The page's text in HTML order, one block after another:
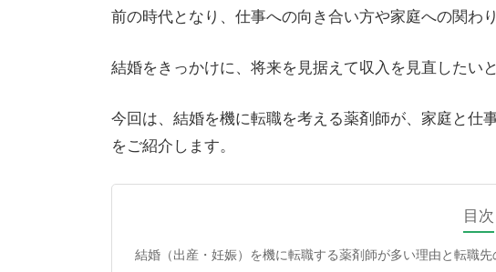
前の時代となり、仕事への向き合い方や家庭への関わ
結婚をきっかけに、将来を見据えて収入を見直したい
今回は、結婚を機に転職を考える薬剤師が、家庭と仕
をご紹介します。
目次
結婚（出産・妊娠）を機に転職する薬剤師が多い理由と転職先